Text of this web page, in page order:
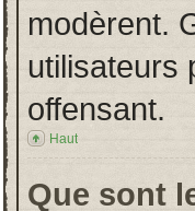
modèrent.
utilisateurs
offensant.
Haut
Que sont